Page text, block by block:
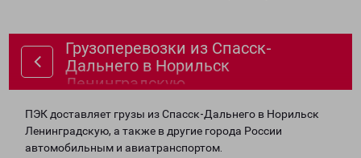
Грузоперевозки из Спасск-
Дальнего в Норильск
Ленинградскую
ПЭК доставляет грузы из Спасск-Дальнего в Норильск
Ленинградскую, а также в другие города России
автомобильным и авиатранспортом.